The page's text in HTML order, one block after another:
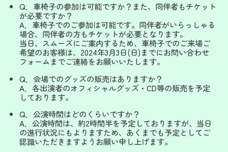
Q．車椅子の参加は可能ですか？また、同伴者もチケット
が必要ですか？
A．車椅子でのご参加は可能です。同伴者がいらっしゃる
場合、同伴者の方もチケットが必要となります。
当日、スムーズにご案内するため、車椅子でのご来場ご
希望のお客様は、2024年3月3日(日)までにお問い合わせ
フォームまでご連絡をお願いいたします。
Q．会場でのグッズの販売はありますか？
A．各出演者のオフィシャルグッズ・CD等の販売を予定
しております。
Q．公演時間はどのくらいですか？
A．公演時間は、約2時間半を予定しておりますが、当日
の進行状況にもよりますため、あくまでも予定としてご
認識いただきますようお願い申し上げます。